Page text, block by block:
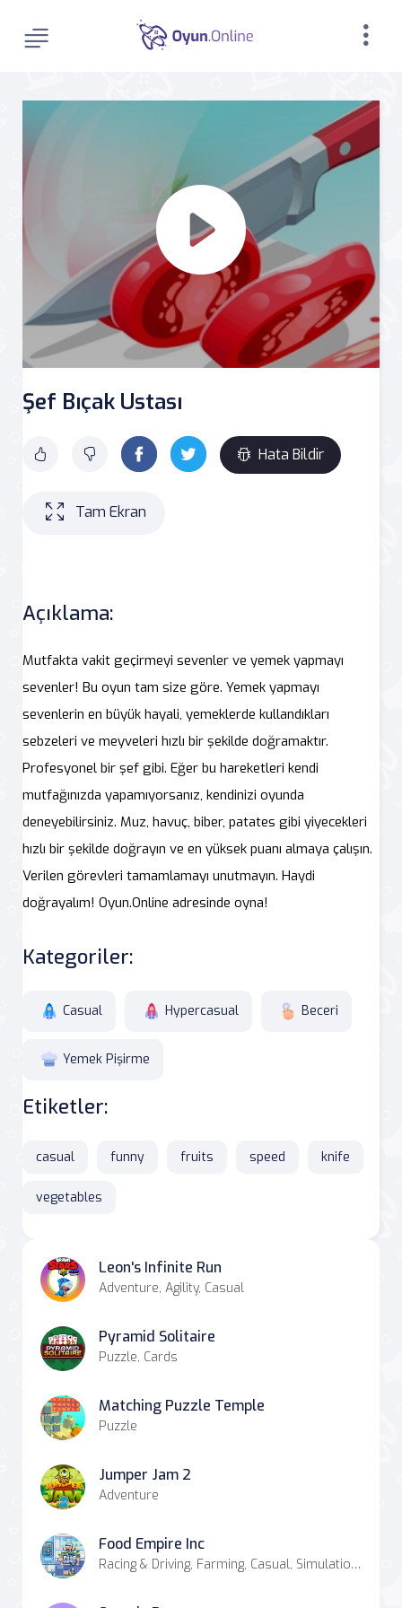
Şef Bıçak Ustası
Hata Bildir
Tam Ekran
Açıklama:
Mutfakta vakit geçirmeyi sevenler ve yemek yapmayı
sevenler! Bu oyun tam size göre. Yemek yapmayı
sevenlerin en büyük hayali, yemeklerde kullandıkları
sebzeleri ve meyveleri hızlı bir şekilde doğramaktır.
Profesyonel bir şef gibi. Eğer bu hareketleri kendi
mutfağınızda yapamıyorsanız, kendinizi oyunda
deneyebilirsiniz. Muz, havuç, biber, patates gibi yiyecekleri
hızlı bir şekilde doğrayın ve en yüksek puanı almaya çalışın.
Verilen görevleri tamamlamayı unutmayın. Haydi
doğrayalım! Oyun.Online adresinde oyna!
Kategoriler:
Casual Hypercasual Beceri
Yemek Pişirme
Etiketler:
casual funny fruits speed knife
vegetables
Leon's Infinite Run
Adventure, Agility, Casual
Pyramid Solitaire
Puzzle, Cards
Matching Puzzle Temple
Puzzle
Jumper Jam 2
Adventure
Food Empire Inc
Racing & Driving, Farming, Casual, Simulation, Strategy